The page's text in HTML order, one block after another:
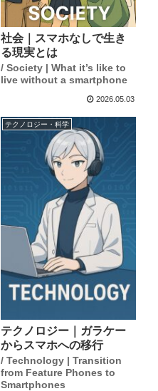
社会｜スマホなしで生き
る現実とは
/ Society | What it’s like to
live without a smartphone
2026.05.03
テクノロジー・科学
テクノロジー｜ガラケー
からスマホへの移行
/ Technology | Transition
from Feature Phones to
Smartphones